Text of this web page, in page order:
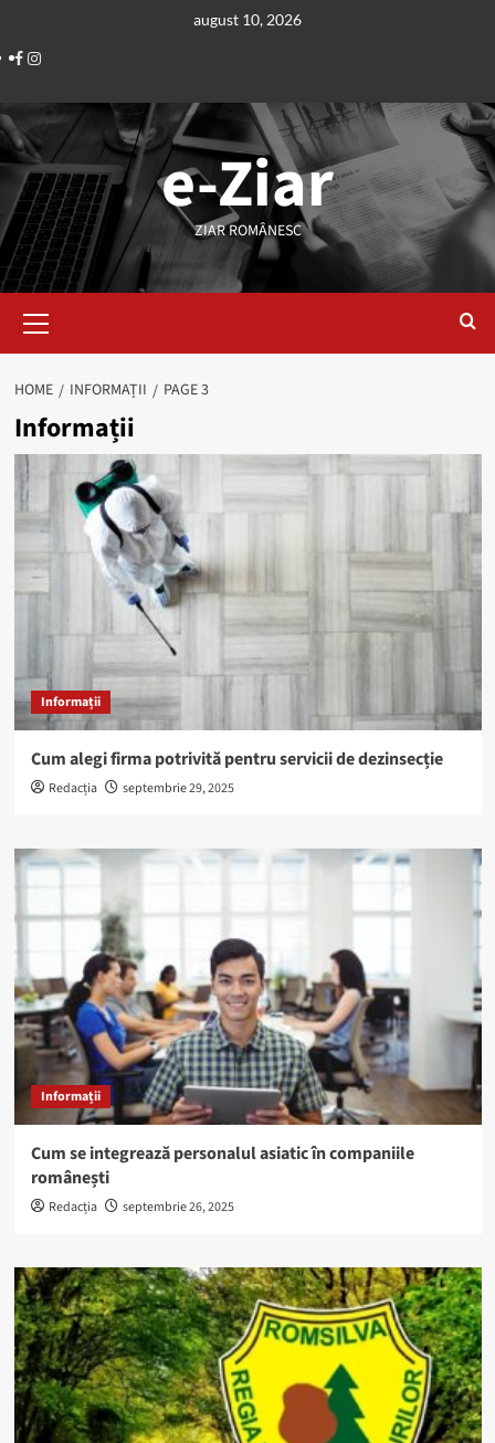
content
august 10, 2026
Facebook
Instagram
e-Ziar
ZIAR ROMÂNESC
Menu
HOME INFORMAȚII PAGE 3
Informații
Informații
Cum alegi firma potrivită pentru servicii de dezinsecție
Redacția septembrie 29, 2025
Informații
Cum se integrează personalul asiatic în companiile
românești
Redacția septembrie 26, 2025